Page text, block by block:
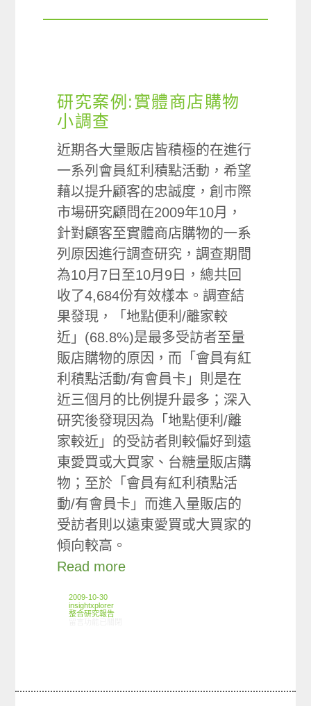
研究案例:實體商店購物
小調查
近期各大量販店皆積極的在進行
一系列會員紅利積點活動，希望
藉以提升顧客的忠誠度，創市際
市場研究顧問在2009年10月，
針對顧客至實體商店購物的一系
列原因進行調查研究，調查期間
為10月7日至10月9日，總共回
收了4,684份有效樣本。調查結
果發現，「地點便利/離家較
近」(68.8%)是最多受訪者至量
販店購物的原因，而「會員有紅
利積點活動/有會員卡」則是在
近三個月的比例提升最多；深入
研究後發現因為「地點便利/離
家較近」的受訪者則較偏好到遠
東愛買或大買家、台糖量販店購
物；至於「會員有紅利積點活
動/有會員卡」而進入量販店的
受訪者則以遠東愛買或大買家的
傾向較高。
Read more
2009-10-30
insightxplorer
整合研究報告